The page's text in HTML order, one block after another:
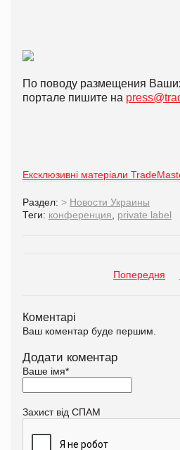
По поводу размещения
портале пишите на
Ексклюзивні матеріали
Раздел: > Новости Украины
Теги: конференция private label
Попередня
Коментарі
Ваш коментар буде першим.
Додати коментар
Ваше імя*
Захист від СПАМ